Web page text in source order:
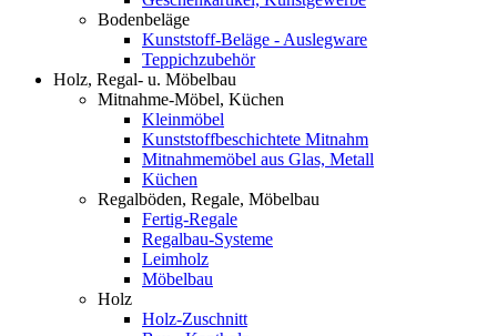
Bodenbeläge
Kunststoff-Beläge - Auslegware
Teppichzubehör
Holz, Regal- u. Möbelbau
Mitnahme-Möbel, Küchen
Kleinmöbel
Kunststoffbeschichtete Mitnahm
Mitnahmemöbel aus Glas, Metall
Küchen
Regalböden, Regale, Möbelbau
Fertig-Regale
Regalbau-Systeme
Leimholz
Möbelbau
Holz
Holz-Zuschnitt